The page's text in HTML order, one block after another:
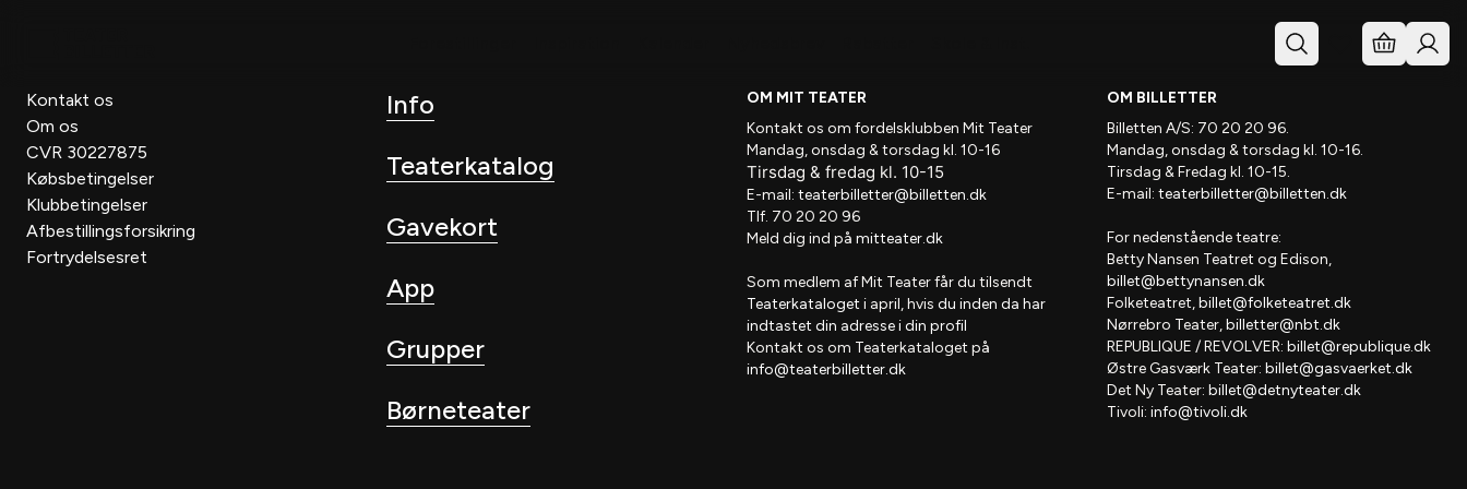
Kontakt os
Om os
CVR 30227875
Købsbetingelser
Klubbetingelser
Afbestillingsforsikring
Fortrydelsesret
Info
Teaterkatalog
Gavekort
App
Grupper
Børneteater
OM MIT TEATER
Kontakt os om fordelsklubben Mit Teater
Mandag, onsdag & torsdag kl. 10-16
Tirsdag & fredag kl. 10-15
E-mail: teaterbilletter@billetten.dk
Tlf. 70 20 20 96
Meld dig ind på mitteater.dk
Som medlem afMit Teaterfår du tilsendt
Teaterkataloget i april, hvis du inden da har
indtastet din adresse i din profil
Kontakt os om Teaterkataloget på
info@teaterbilletter.dk
OM BILLETTER
Billetten A/S: 70 20 20 96.
Mandag, onsdag & torsdag kl. 10-16.
Tirsdag & Fredag kl. 10-15.
E-mail: teaterbilletter@billetten.dk
For nedenstående teatre:
Betty Nansen Teatret og Edison,
billet@bettynansen.dk
Folketeatret,billet@folketeatret.dk
Nørrebro Teater,billetter@nbt.dk
REPUBLIQUE / REVOLVER: billet@republique.dk
Østre Gasværk Teater: billet@gasvaerket.dk
Det Ny Teater: billet@detnyteater.dk
Tivoli: info@tivoli.dk